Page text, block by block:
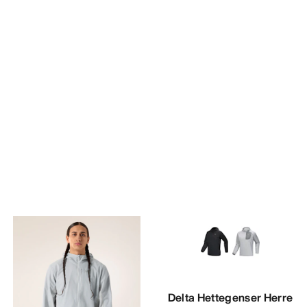
Delta Hettegenser Herre